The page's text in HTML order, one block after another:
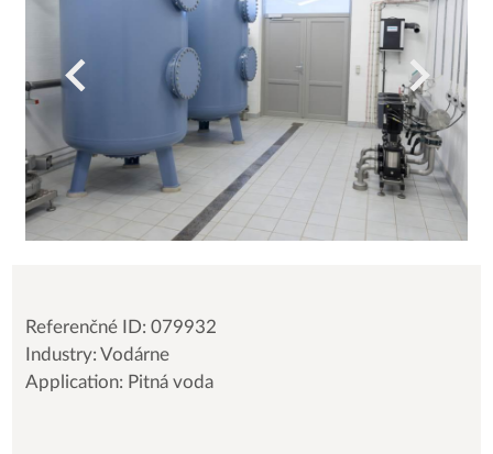
Referenčné ID: 079932
Industry: Vodárne
Application: Pitná voda